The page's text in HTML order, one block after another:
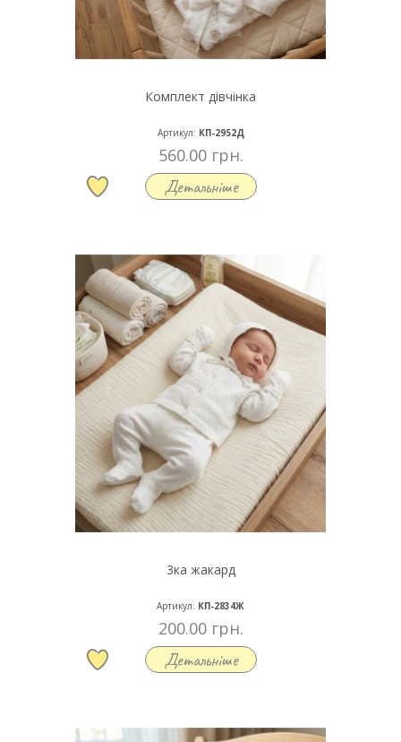
Комплект дівчінка
Артикул: КП-2952Д
560.00 грн.
Детальніше
3ка жакард
Артикул: КП-2834Ж
200.00 грн.
Детальніше